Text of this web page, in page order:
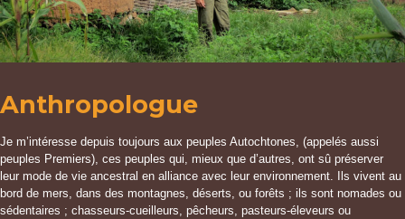
Anthropologue
Je m’intéresse depuis toujours aux peuples Autochtones, (appelés aussi
peuples Premiers), ces peuples qui, mieux que d’autres, ont sû préserver
leur mode de vie ancestral en alliance avec leur environnement. Ils vivent au
bord de mers, dans des montagnes, déserts, ou forêts ; ils sont nomades ou
sédentaires ; chasseurs-cueilleurs, pêcheurs, pasteurs-éleveurs ou